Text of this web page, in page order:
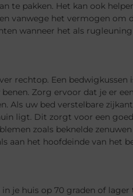
te pakken. Het kan ook
vanwege het vermogen om
wanneer het als
rechtop. Een bedwigkussen
Zorg ervoor dat je er
Als uw bed verstelbare
ligt. Dit zorgt voor een
zoals beknelde
aan het hoofdeinde van het
je huis op 70 graden of lager